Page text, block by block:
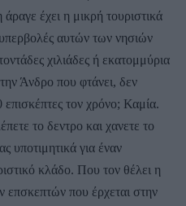
έχει η μικρή τουριστικά
αυτών των νησιών
χιλιάδες ή εκατομμύρια
Άνδρο που φτάνει, δεν
επισκέπτες τον χρόνο; Καμία.
το δεντρο και χανετε το
υποτιμητικά για έναν
κλάδο. Που τον θέλει η
επσκεπτών που έρχεται στην